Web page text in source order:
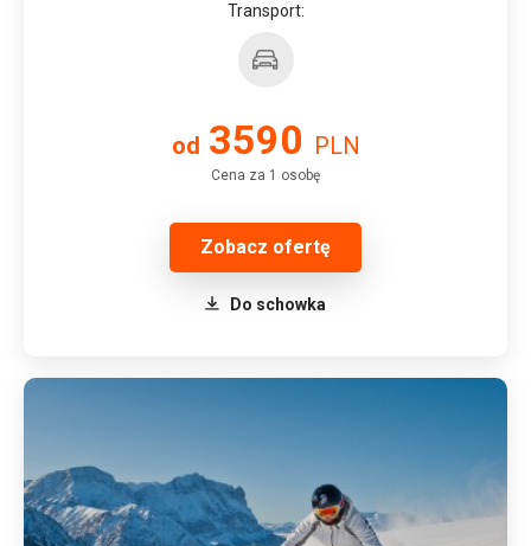
od 3590 PLN
Cena za 1 osobę
Transport:
Zobacz ofertę
Do schowka